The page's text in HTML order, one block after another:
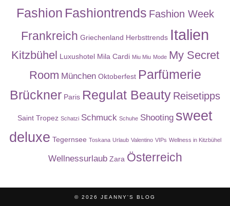
Fashion Fashiontrends Fashion Week
Frankreich Griechenland Herbsttrends Italien
Kitzbühel Luxushotel Mila Cardi Miu Miu Mode My Secret
Room München Oktoberfest Parfümerie
Brückner Paris Regulat Beauty Reisetipps
Saint Tropez Schatzi Schmuck Schuhe Shooting sweet
deluxe Tegernsee Toskana Urlaub Valentino VIPs Wellness in Kitzbühel
Wellnessurlaub Zara Österreich
© 2026 JEANNY'S BLOG